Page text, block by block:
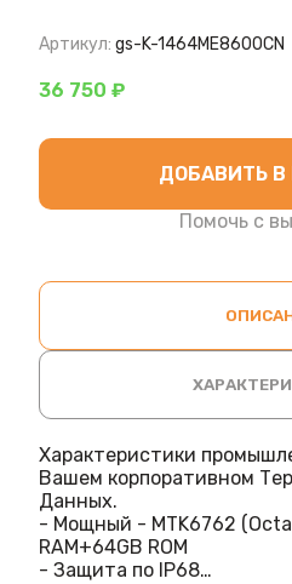
Артикул: gs-K-1464ME8600CN
36 750 ₽
ДОБАВИТЬ В
Помочь с
Характеристики
Вашем корпоративном
Данных.
- Мощный - MTK6762
RAM+64GB ROM
- Защита по IP68